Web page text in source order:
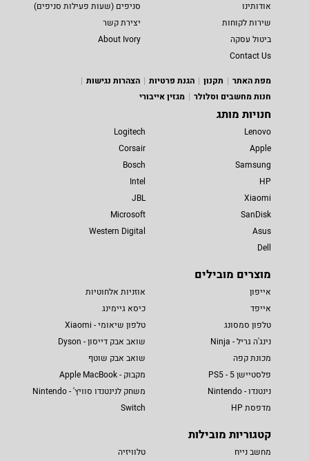
אודותינו
סניפים (שעות פעילות סניפים)
שירות לקוחות
יצירת קשר
ביטול עסקה
About Ivory
Contact Us
מפת האתר
תקנון הגנת פרטיות
הצהרות נגישות
חנות מחשבים וסלולר
מגזין אייבורי
חנויות מותג
Lenovo
Apple
Samsung
HP
Xiaomi
SanDisk
Asus
Dell
Logitech
Corsair
Bosch
Intel
JBL
Microsoft
Western Digital
מוצרים מובילים
אייפון
אייפד
טלפון סמסונג
נינג'ה גריל - Ninja
מכונת קפה
פלסטיישן 5 - PS5
נינטנדו - Nintendo
מדפסת HP
אוזניות אלחוטיות
כיסא גיימינג
טלפון שיאומי - Xiaomi
שואב אבק דייסון - Dyson
שואב אבק שוטף
מקבוק - Apple MacBook
משחק לנינטנדו סוויץ' - Nintendo
Switch
קטגוריות מובילות
מחשב נייח
טלוויזיה